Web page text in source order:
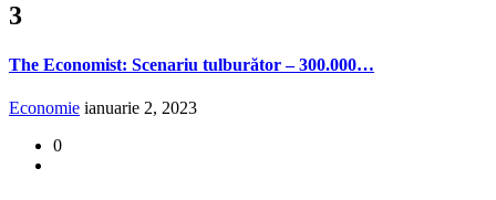
3
The Economist: Scenariu tulburător – 300.000…
Economie ianuarie 2, 2023
0